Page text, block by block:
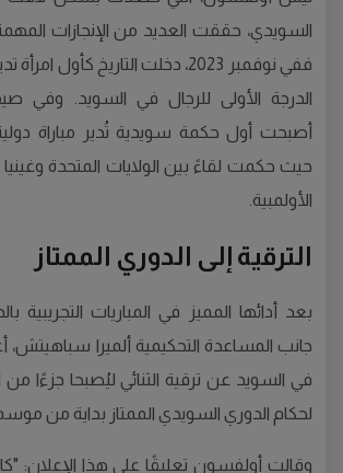
السويدي، حققت العديد من الإنجازات
ففي نوفمبر 2023، دخلت التاريخ كأول
الدرجة الأولى للرجال في السويد. وفي
أصبحت أول حكمة سويدية تُدير مباراة
حيث حكمت لقاءً بين الولايات المتحدة
الأولمبية.
الترقية إلى الدوري الممتاز
بعد أدائها المميز في المباريات التجريبية
جانب المساعدة التحكيمية ألميرا سباهيتش،
في السويد عن ترقية الثنائي ليُصبحا جزءًا
لحكام الدوري السويدي الممتاز بداية من موسم
وقالت أولفسون تعليقًا على هذا الإعلان: